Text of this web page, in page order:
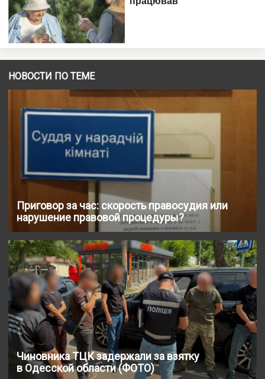
НОВОСТИ ПО ТЕМЕ
Приговор за час: скорость правосудия или
нарушение правовой процедуры?
Чиновника ТЦК задержали за взятку
в Одесской области (ФОТО)